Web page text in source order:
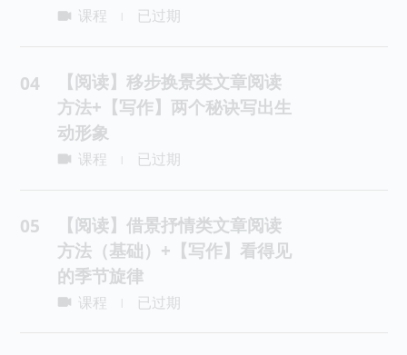
课程 已过期
04
【阅读】移步换景类文章阅读
方法+【写作】两个秘诀写出生
动形象
课程 已过期
05
【阅读】借景抒情类文章阅读
方法（基础）+【写作】看得见
的季节旋律
课程 已过期